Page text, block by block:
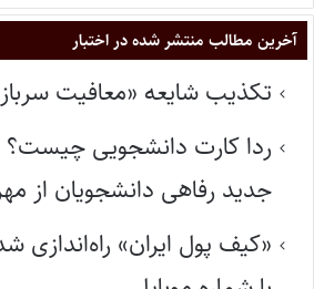
آخرین مطالب منتشر شده در اختبار
تکذیب شایعه «معافیت
ردا کارت دانشجویی چیست؟
جدید رفاهی دانشجویان از مهر
«کیف پول ایران» راه‌اندازی